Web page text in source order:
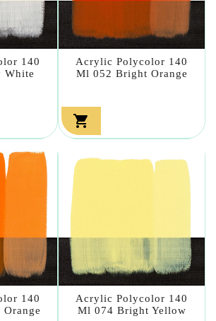
140
White
Acrylic Polycolor 140
Ml 052 Bright Orange

140
Acrylic Polycolor 140
Ml 074 Bright Yellow